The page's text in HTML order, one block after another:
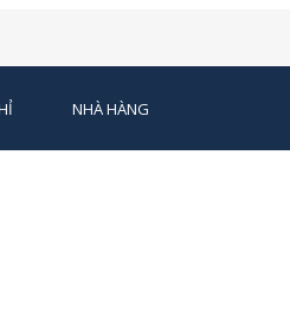
NHÀ HÀNG